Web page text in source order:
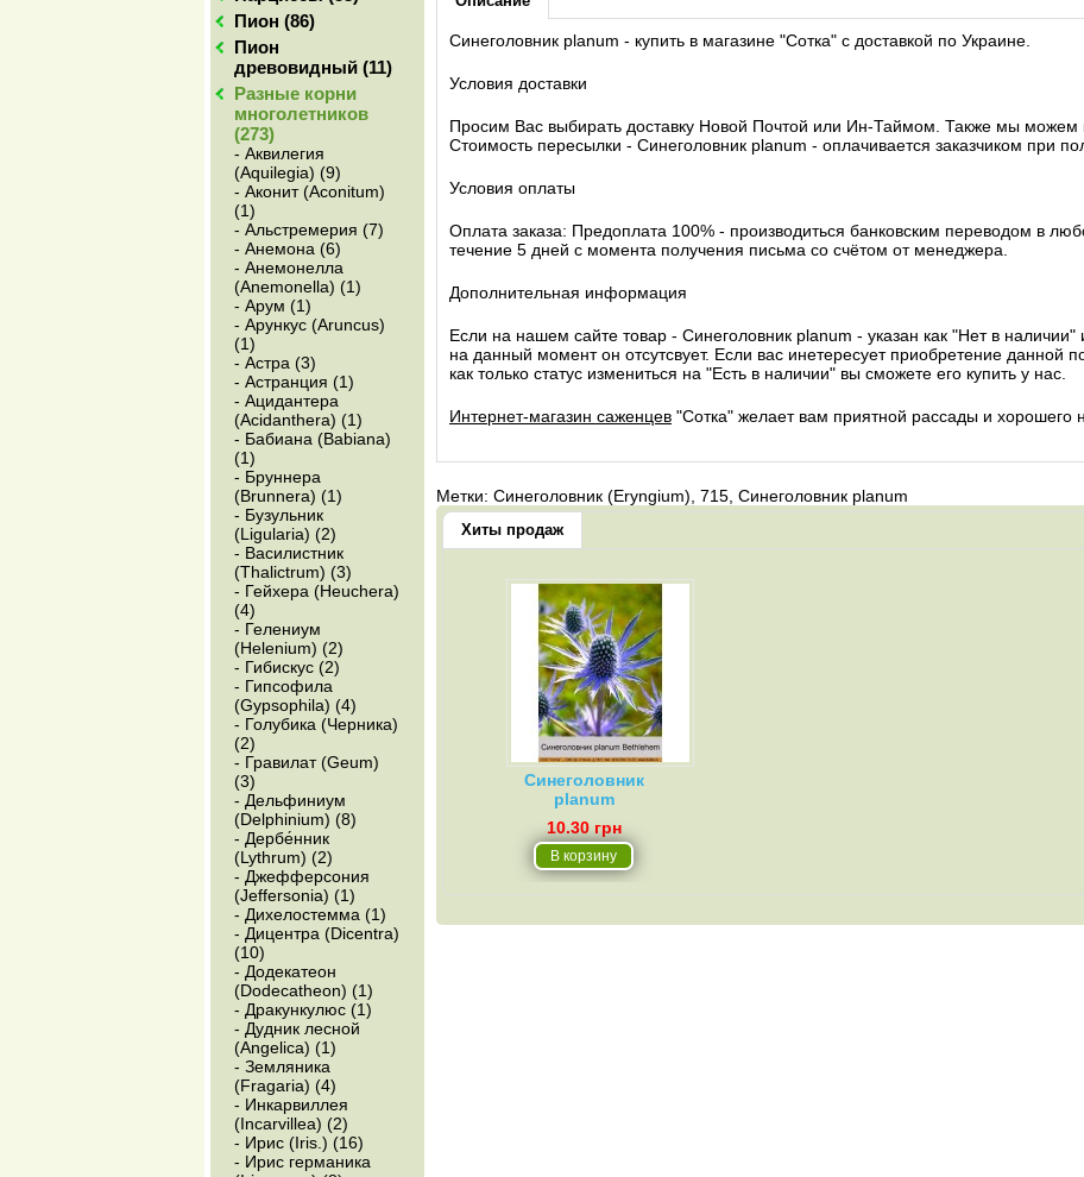
Пион (86)
Пион
древовидный (11)
Разные корни
многолетников
(273)
- Аквилегия
(Aquilegia) (9)
- Аконит (Aconitum)
(1)
- Альстремерия (7)
- Анемона (6)
- Анемонелла
(Anemonella) (1)
- Арум (1)
- Арункус (Aruncus)
(1)
- Астра (3)
- Астранция (1)
- Ацидантера
(Acidanthera) (1)
- Бабиана (Babiana)
(1)
- Бруннера
(Brunnera) (1)
- Бузульник
(Ligularia) (2)
- Василистник
(Thalictrum) (3)
- Гейхера (Heuchera)
(4)
- Гелениум
(Helenium) (2)
- Гибискус (2)
- Гипсофила
(Gypsophila) (4)
- Голубика (Черника)
(2)
- Гравилат (Geum)
(3)
- Дельфиниум
(Delphinium) (8)
- Дербе́нник
(Lythrum) (2)
- Джефферсония
(Jeffersonia) (1)
- Дихелостемма (1)
- Дицентра (Dicentra)
(10)
- Додекатеон
(Dodecatheon) (1)
- Дракункулюс (1)
- Дудник лесной
(Angelica) (1)
- Земляника
(Fragaria) (4)
- Инкарвиллея
(Incarvillea) (2)
- Ирис (Iris.) (16)
- Ирис германика
Синеголовник planum - купить в магазине "Сотка" с доставкой по Украине.
Условия доставки
Просим Вас выбирать доставку Новой Почтой или Ин-Таймом. Также мы можем
Стоимость пересылки - Синеголовник planum - оплачивается заказчиком при
Условия оплаты
Оплата заказа: Предоплата 100% - производиться банковским переводом в
течение 5 дней с момента получения письма со счётом от менеджера.
Дополнительная информация
Если на нашем сайте товар - Синеголовник planum - указан как "Нет в наличии"
на данный момент он отсутсвует. Если вас инетересует приобретение данной
как только статус измениться на "Есть в наличии" вы сможете его купить у нас.
Интернет-магазин саженцев "Сотка" желает вам приятной рассады и хорошего
Метки: Синеголовник (Eryngium), 715, Синеголовник planum
Хиты продаж
Синеголовник
planum
10.30 грн